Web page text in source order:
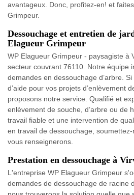
avantageux. Donc, profitez-en! et
Grimpeur.
Dessouchage et entretien de
Elagueur Grimpeur
WP Elagueur Grimpeur - paysagiste à
secteur couvrant 76110. Notre équipe
demandes en dessouchage d’arbre.
d’aide pour vos projets d’enlèvement
proposons notre service. Qualifié et
enlèvement de souche, d’arbre ou de
travail fiable et une intervention de
en travail de dessouchage,
vous renseignerons.
Prestation en dessouchage à
L'entreprise WP Elagueur Grimpeur
demandes de dessouchage de racine